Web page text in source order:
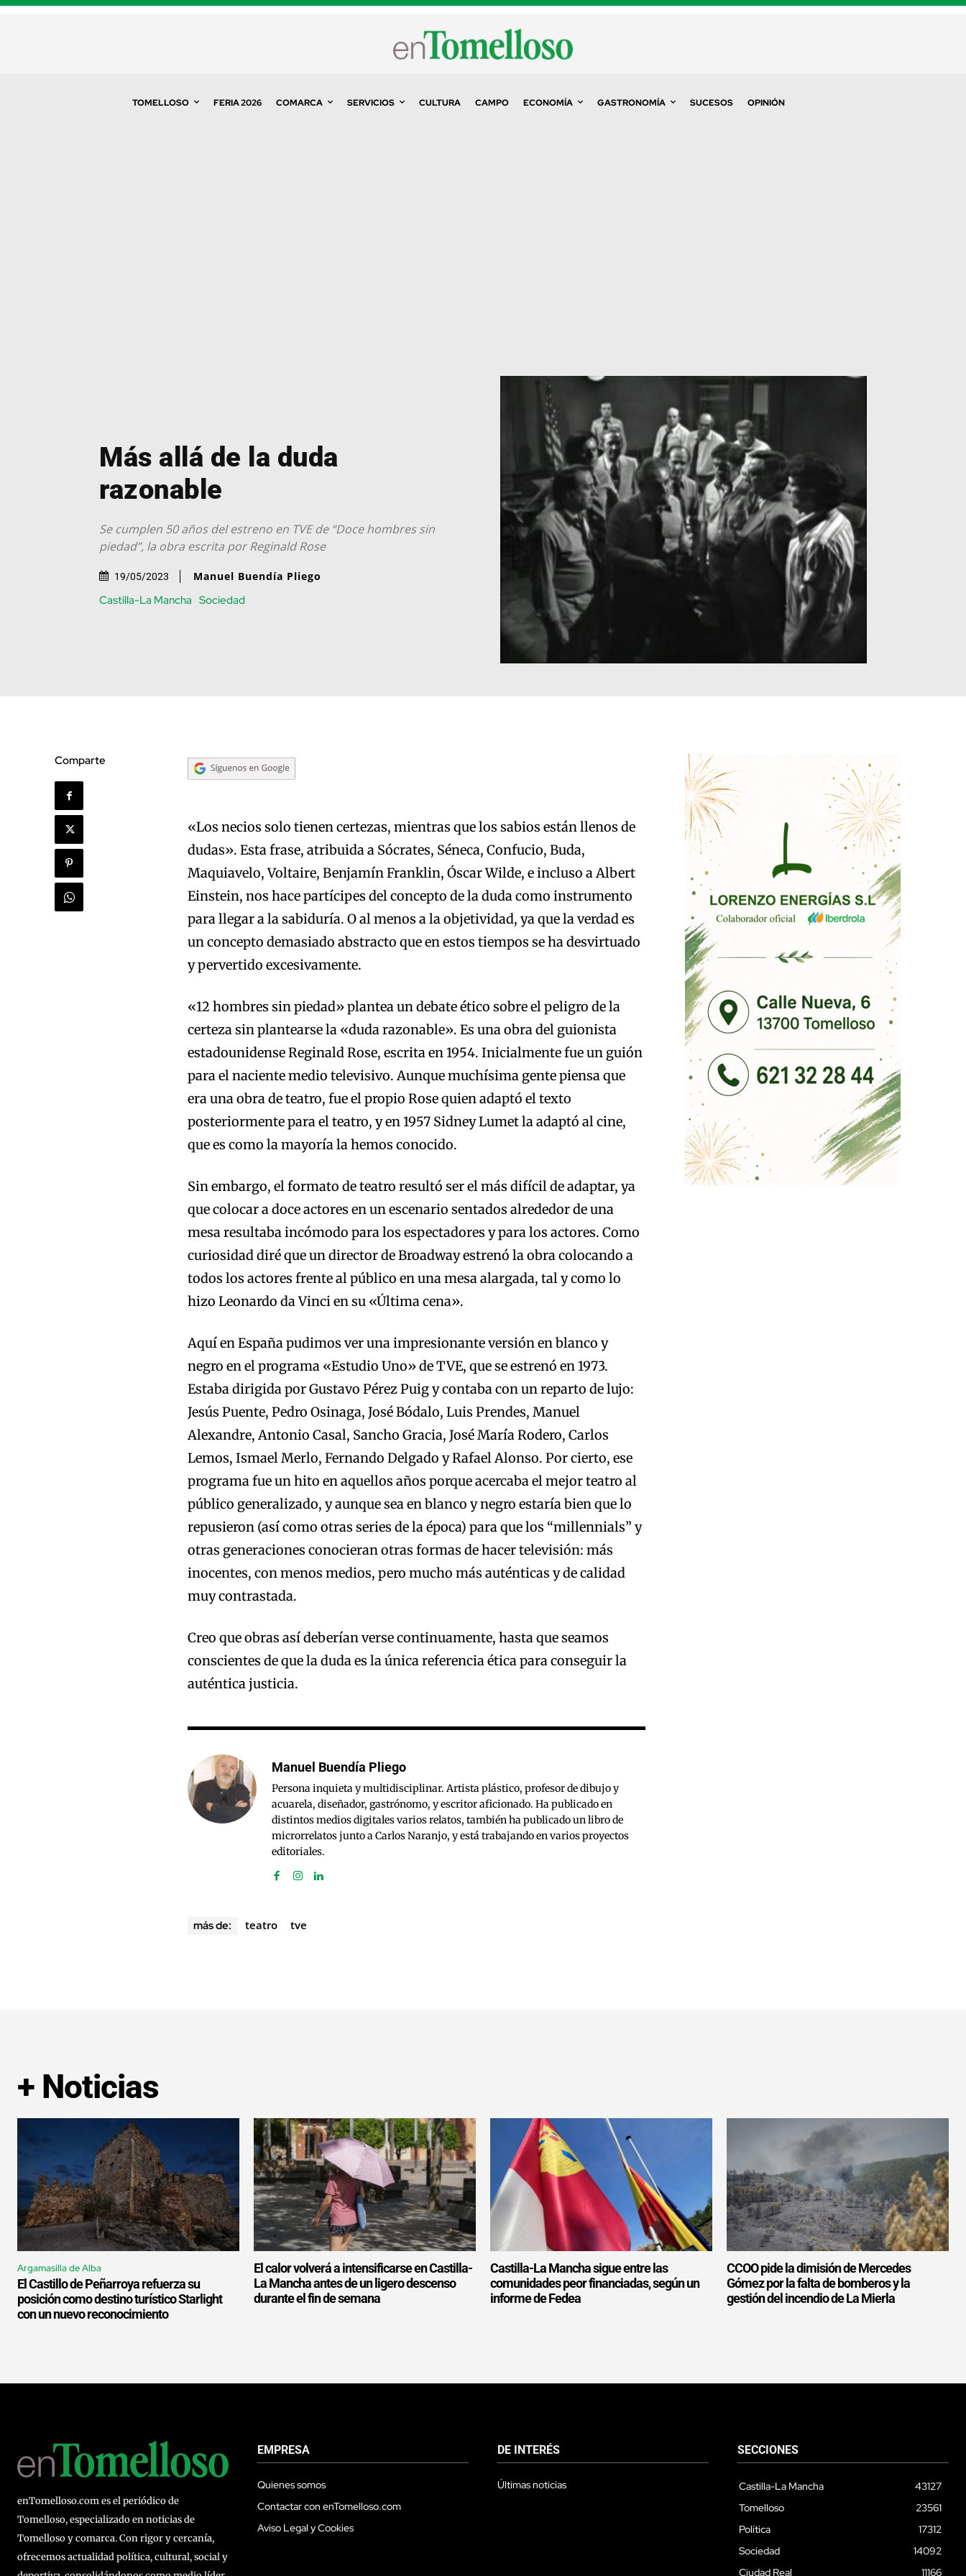
TOMELLOSO FERIA 2026 COMARCA SERVICIOS CULTURA CAMPO ECONOMÍA GASTRONOMÍA SUCESOS OPINIÓN
Más allá de la duda
razonable
Se cumplen 50 años del estreno en TVE de “Doce hombres sin
piedad”, la obra escrita por Reginald Rose
19/05/2023 Manuel Buendía Pliego
Castilla-La Mancha Sociedad
Comparte
«Los necios solo tienen certezas, mientras que los sabios están llenos de
dudas». Esta frase, atribuida a Sócrates, Séneca, Confucio, Buda,
Maquiavelo, Voltaire, Benjamín Franklin, Óscar Wilde, e incluso a Albert
Einstein, nos hace partícipes del concepto de la duda como instrumento
para llegar a la sabiduría. O al menos a la objetividad, ya que la verdad es
un concepto demasiado abstracto que en estos tiempos se ha desvirtuado
y pervertido excesivamente.
«12 hombres sin piedad» plantea un debate ético sobre el peligro de la
certeza sin plantearse la «duda razonable». Es una obra del guionista
estadounidense Reginald Rose, escrita en 1954. Inicialmente fue un guión
para el naciente medio televisivo. Aunque muchísima gente piensa que
era una obra de teatro, fue el propio Rose quien adaptó el texto
posteriormente para el teatro, y en 1957 Sidney Lumet la adaptó al cine,
que es como la mayoría la hemos conocido.
Sin embargo, el formato de teatro resultó ser el más difícil de adaptar, ya
que colocar a doce actores en un escenario sentados alrededor de una
mesa resultaba incómodo para los espectadores y para los actores. Como
curiosidad diré que un director de Broadway estrenó la obra colocando a
todos los actores frente al público en una mesa alargada, tal y como lo
hizo Leonardo da Vinci en su «Última cena».
Aquí en España pudimos ver una impresionante versión en blanco y
negro en el programa «Estudio Uno» de TVE, que se estrenó en 1973.
Estaba dirigida por Gustavo Pérez Puig y contaba con un reparto de lujo:
Jesús Puente, Pedro Osinaga, José Bódalo, Luis Prendes, Manuel
Alexandre, Antonio Casal, Sancho Gracia, José María Rodero, Carlos
Lemos, Ismael Merlo, Fernando Delgado y Rafael Alonso. Por cierto, ese
programa fue un hito en aquellos años porque acercaba el mejor teatro al
público generalizado, y aunque sea en blanco y negro estaría bien que lo
repusieron (así como otras series de la época) para que los “millennials” y
otras generaciones conocieran otras formas de hacer televisión: más
inocentes, con menos medios, pero mucho más auténticas y de calidad
muy contrastada.
Creo que obras así deberían verse continuamente, hasta que seamos
conscientes de que la duda es la única referencia ética para conseguir la
auténtica justicia.
Manuel Buendía Pliego
Persona inquieta y multidisciplinar. Artista plástico, profesor de dibujo y
acuarela, diseñador, gastrónomo, y escritor aficionado. Ha publicado en
distintos medios digitales varios relatos, también ha publicado un libro de
microrrelatos junto a Carlos Naranjo, y está trabajando en varios proyectos
editoriales.
más de: teatro tve
+ Noticias
Argamasilla de Alba
El Castillo de Peñarroya refuerza su
posición como destino turístico Starlight
con un nuevo reconocimiento
El calor volverá a intensificarse en Castilla-
La Mancha antes de un ligero descenso
durante el fin de semana
Castilla-La Mancha sigue entre las
comunidades peor financiadas, según un
informe de Fedea
CCOO pide la dimisión de Mercedes
Gómez por la falta de bomberos y la
gestión del incendio de La Mierla
enTomelloso.com es el periódico de
Tomelloso, especializado en noticias de
Tomelloso y comarca. Con rigor y cercanía,
ofrecemos actualidad política, cultural, social y
EMPRESA
Quienes somos
Contactar con enTomelloso.com
Aviso Legal y Cookies
DE INTERÉS
Últimas noticias
SECCIONES
Castilla-La Mancha
43127
Tomelloso
23561
Política
17312
Sociedad
14092
Ciudad Real
11166